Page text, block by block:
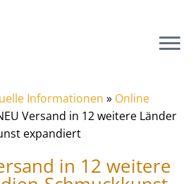
Informationen » Online
Versand in 12 weitere Länder
expandiert
in 12 weitere